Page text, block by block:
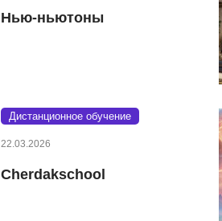
Нью-ньютоны
Дистанционное обучение
22.03.2026
Cherdakschool